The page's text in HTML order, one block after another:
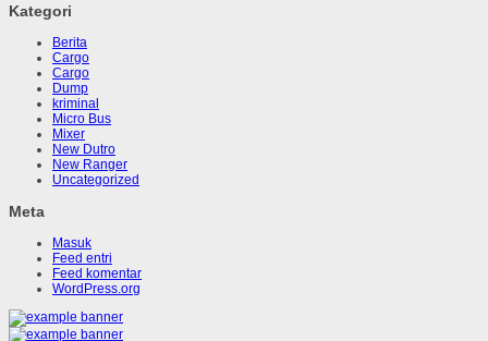
Kategori
Berita
Cargo
Cargo
Dump
kriminal
Micro Bus
Mixer
New Dutro
New Ranger
Uncategorized
Meta
Masuk
Feed entri
Feed komentar
WordPress.org